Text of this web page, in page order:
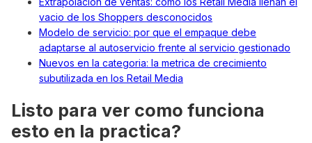
vacio de los Shoppers desconocidos
Modelo de servicio: por que el empaque debe
adaptarse al autoservicio frente al servicio gestionado
Nuevos en la categoria: la metrica de crecimiento
subutilizada en los Retail Media
Listo para ver como funciona
esto en la practica?